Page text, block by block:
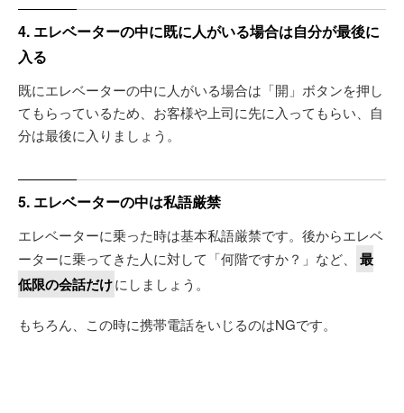
4. エレベーターの中に既に人がいる場合は自分が最後に
入る
既にエレベーターの中に人がいる場合は「開」ボタンを押し
てもらっているため、お客様や上司に先に入ってもらい、自
分は最後に入りましょう。
5. エレベーターの中は私語厳禁
エレベーターに乗った時は基本私語厳禁です。後からエレベ
ーターに乗ってきた人に対して「何階ですか？」など、
最
低限の会話だけにしましょう。
もちろん、この時に携帯電話をいじるのはNGです。